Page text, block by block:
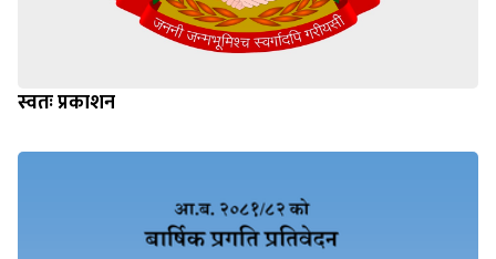
स्वतः प्रकाशन